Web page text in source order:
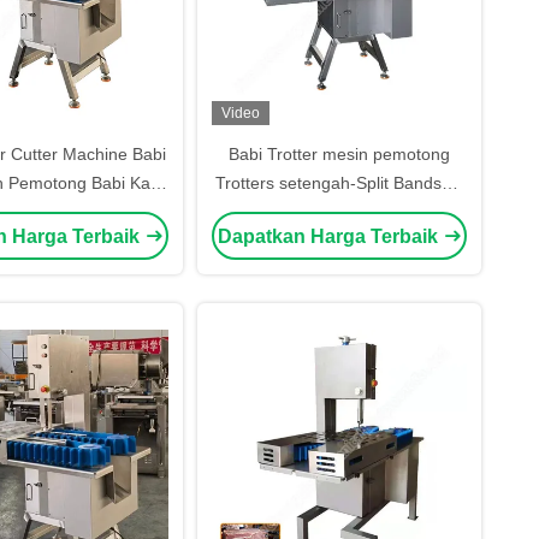
Cutter Machine Babi
Pemotong Babi Kaki
Babi
Harga Terbaik
Video
Babi Trotter mesin pemotong
Trotters setengah-Split Bandsaw
Trotters mesin gergaji
Dapatkan Harga Terbaik